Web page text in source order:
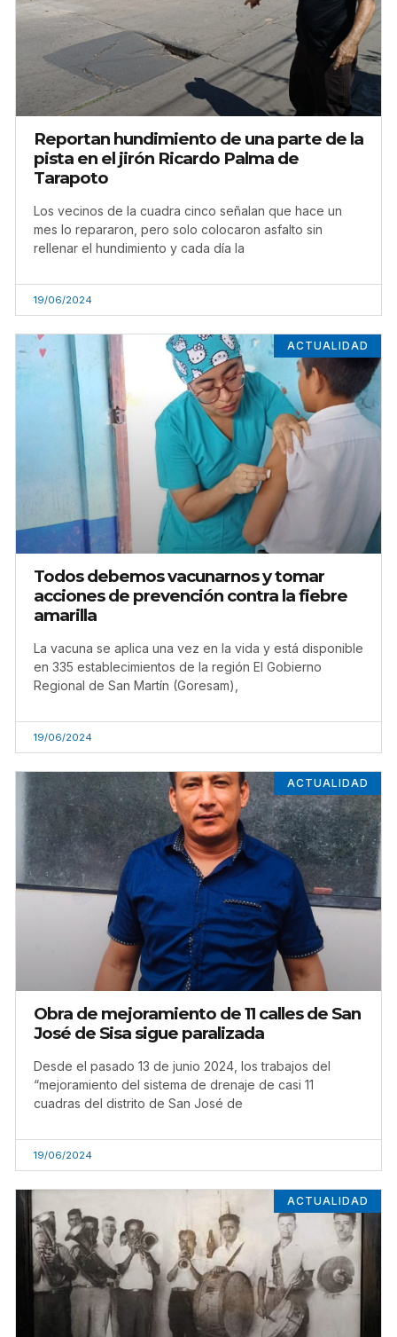
Reportan hundimiento de una parte de la
pista en el jirón Ricardo Palma de
Tarapoto
Los vecinos de la cuadra cinco señalan que hace un
mes lo repararon, pero solo colocaron asfalto sin
rellenar el hundimiento y cada día la
19/06/2024
ACTUALIDAD
Todos debemos vacunarnos y tomar
acciones de prevención contra la fiebre
amarilla
La vacuna se aplica una vez en la vida y está disponible
en 335 establecimientos de la región El Gobierno
Regional de San Martín (Goresam),
19/06/2024
ACTUALIDAD
Obra de mejoramiento de 11 calles de San
José de Sisa sigue paralizada
Desde el pasado 13 de junio 2024, los trabajos del
“mejoramiento del sistema de drenaje de casi 11
cuadras del distrito de San José de
19/06/2024
ACTUALIDAD